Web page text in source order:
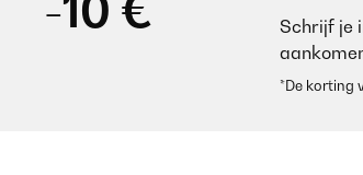
Utilisateur d'Amazon
Schrijf je
*De korting